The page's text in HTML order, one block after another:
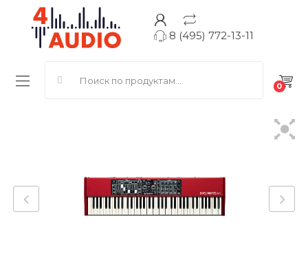
8 (495) 772-13-11
0